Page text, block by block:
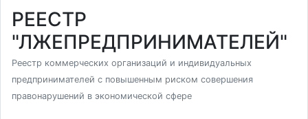
РЕЕСТР
"ЛЖЕПРЕДПРИНИМАТЕЛЕЙ"
Реестр коммерческих организаций и индивидуальных
предпринимателей с повышенным риском совершения
правонарушений в экономической сфере